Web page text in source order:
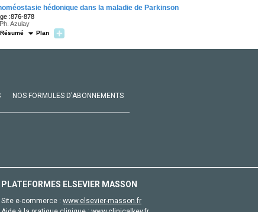
hédonique dans la maladie de Parkinson
:876-878
Azulay
Résumé Plan
NOS FORMULES D'ABONNEMENTS
PLATEFORMES ELSEVIER MASSON
Site e-commerce : www.elsevier-masson.fr